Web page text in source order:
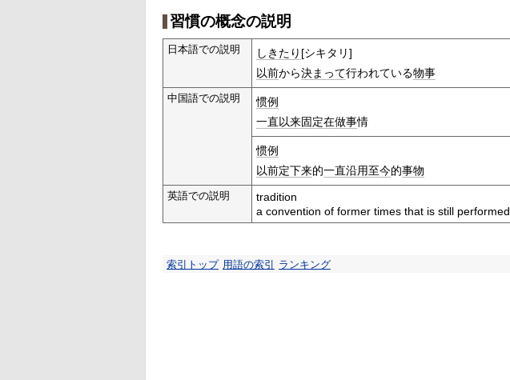
習慣の概念の説明
日本語での説明 しきたり [シキタリ]
以前から決まって行われている物事
中国語での説明
惯例
一直以来固定在做事情
惯例
以前定下来的一直沿用至今的事物
英語での説明
tradition
a convention of former times that is still performed
索引トップ 用語の索引 ランキング